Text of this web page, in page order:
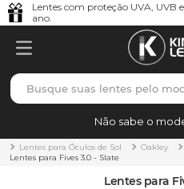
Lentes com proteção UVA, UVB
ano.
Busque suas lentes pelo
Não sabe o
Lentes para Óculos de Sol
Oakley
Lentes para Fives 3.0 - Slate
Lentes para
TERMOS MAIS BUSCADOS
1º borrachas
holbrook